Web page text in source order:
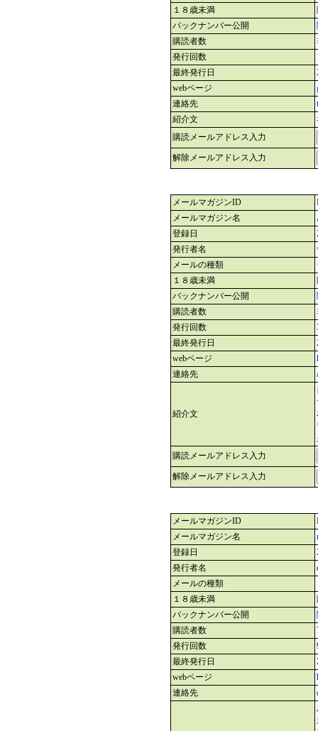
１８歳未満
バックナンバー公開
購読者数
発行回数
最終発行日
webページ
連絡先
紹介文
購読メールアドレス入力
解除メールアドレス入力
メールマガジンID
メールマガジン名
登録日
発行者名
メールの種類
１８歳未満
バックナンバー公開
購読者数
発行回数
最終発行日
webページ
連絡先
紹介文
購読メールアドレス入力
解除メールアドレス入力
メールマガジンID
メールマガジン名
登録日
発行者名
メールの種類
１８歳未満
バックナンバー公開
購読者数
発行回数
最終発行日
webページ
連絡先